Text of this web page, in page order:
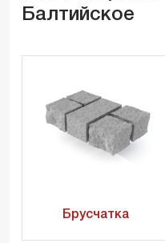
Балтийское
Брусчатка